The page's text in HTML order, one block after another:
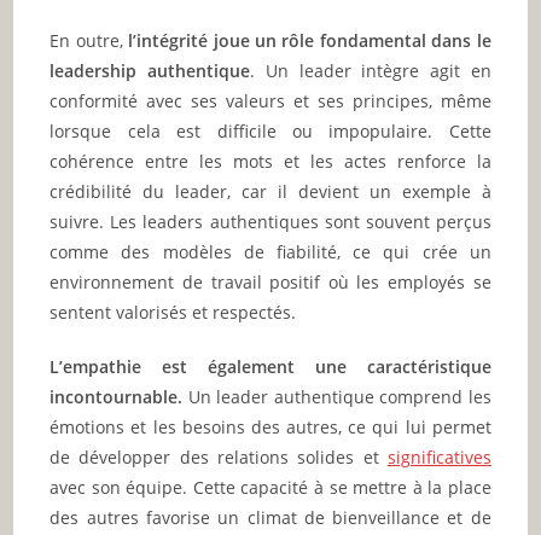
En outre, l’intégrité joue un rôle fondamental dans le
leadership authentique. Un leader intègre agit en
conformité avec ses valeurs et ses principes, même
lorsque cela est difficile ou impopulaire. Cette
cohérence entre les mots et les actes renforce la
crédibilité du leader, car il devient un exemple à
suivre. Les leaders authentiques sont souvent perçus
comme des modèles de fiabilité, ce qui crée un
environnement de travail positif où les employés se
sentent valorisés et respectés.
L’empathie est également une caractéristique
incontournable. Un leader authentique comprend les
émotions et les besoins des autres, ce qui lui permet
de développer des relations solides et significatives
avec son équipe. Cette capacité à se mettre à la place
des autres favorise un climat de bienveillance et de